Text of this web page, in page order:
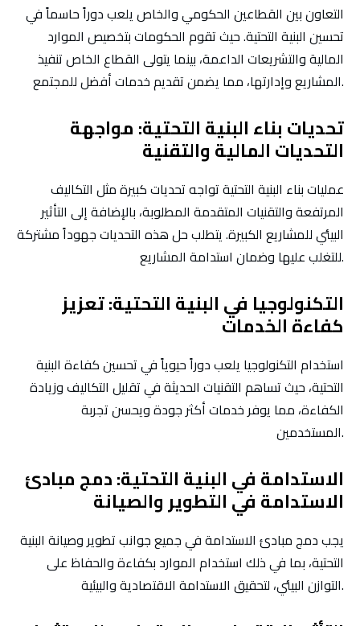
التعاون بين القطاعين الحكومي والخاص يلعب دوراً حاسماً في
تحسين البنية التحتية. حيث تقوم الحكومات بتخصيص الموارد
المالية والتشريعات الداعمة، بينما يتولى القطاع الخاص تنفيذ
المشاريع وإدارتها، مما يضمن تقديم خدمات أفضل للمجتمع.
تحديات بناء البنية التحتية: مواجهة
التحديات المالية والتقنية
عمليات بناء البنية التحتية تواجه تحديات كبيرة مثل التكاليف
المرتفعة والتقنيات المتقدمة المطلوبة، بالإضافة إلى التأثير
البيئي للمشاريع الكبيرة. يتطلب حل هذه التحديات جهوداً مشتركة
للتغلب عليها وضمان استدامة المشاريع.
التكنولوجيا في البنية التحتية: تعزيز
كفاءة الخدمات
استخدام التكنولوجيا يلعب دوراً حيوياً في تحسين كفاءة البنية
التحتية، حيث تساهم التقنيات الحديثة في تقليل التكاليف وزيادة
الكفاءة، مما يوفر خدمات أكثر جودة ويحسن تجربة
المستخدمين.
الاستدامة في البنية التحتية: دمج مبادئ
الاستدامة في التطوير والصيانة
يجب دمج مبادئ الاستدامة في جميع جوانب تطوير وصيانة البنية
التحتية، بما في ذلك استخدام الموارد بكفاءة والحفاظ على
التوازن البيئي، لتحقيق الاستدامة الاقتصادية والبيئية.